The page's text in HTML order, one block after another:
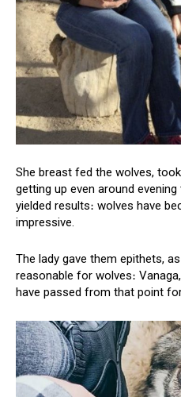
She breast fed the wolves,
getting up even around
yielded results։ wolves have
impressive.
The lady gave them epithets,
reasonable for wolves։
have passed from that point